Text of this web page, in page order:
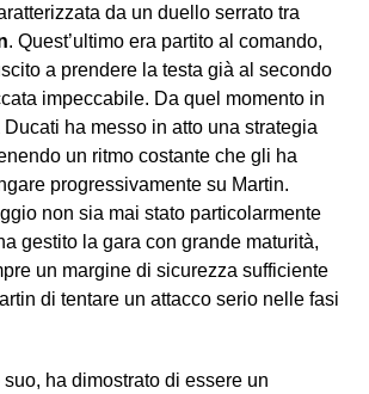
da un duello serrato tra
. Quest’ultimo era partito al comando,
a prendere la testa già al secondo
impeccabile. Da quel momento in
ha messo in atto una strategia
un ritmo costante che gli ha
progressivamente su Martin.
non sia mai stato particolarmente
gestito la gara con grande maturità,
un margine di sicurezza sufficiente
di tentare un attacco serio nelle fasi
suo, ha dimostrato di essere un